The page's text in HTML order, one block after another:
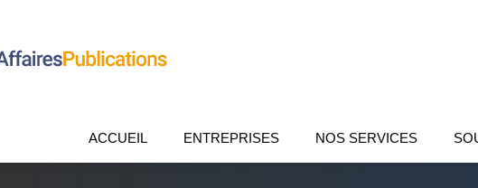
ACCUEIL ENTREPRISES NOS SERVICES